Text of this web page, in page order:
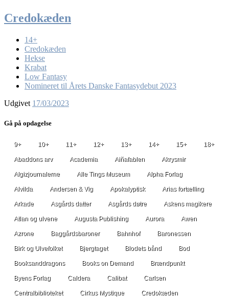
Credokæden
14+
Credokæden
Hekse
Krabat
Low Fantasy
Nomineret til Årets Danske Fantasydebut 2023
Udgivet 17/03/2023
Gå på opdagelse
9+ 10+ 11+ 12+ 13+ 14+ 15+ 18+
Abaddons arv Academia Aiñafablen Akrysmir
Algizjournalerne Alle Tings Museum Alpha Forlag
Alvilda Andersen & Vig Apokalyptisk Arias fortælling
Arkade Asgårds datter Asgårds døtre Askens magikere
Atlan og ulvene Augusta Publishing Aurora Awen
Azrone Baggårdsbaroner Bahnhof Baronessen
Birk og Ulvefolket Bjergtaget Blodets bånd Bod
Booksanddragons Books on Demand Brændpunkt
Byens Forlag Caldera Calibat Carlsen
Centralbiblioteket Cirkus Mystique Credokæden